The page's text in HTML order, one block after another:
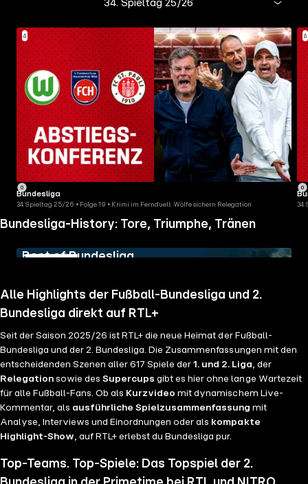
34. Spieltag 25/26
Bundesliga
34. Spieltag 25/26 • Folge 19 • Krimi im Fernduell: Wölfe sichern Relegation 34.
Bundesliga-History: Tore, Triumphe, Tränen
Best of Bundesliga
Alle Highlights der Fußball-Bundesliga und 2.
Bundesliga direkt auf RTL+
Seit der Saison 2025/26 ist RTL+ die neue Heimat der Fußball-
Bundesliga und der 2. Bundesliga. Die Zusammenfassungen mit den
entscheidenden Szenen aller 617 Spiele der1. und 2. Liga, der
Relegation sowie desSupercups gibt es hier ohne lange Wartezeit
für alle Fußball-Fans. Ob als Kurzvideo mit dynamischem Live-
Kommentar, als ausführliche Spielzusammenfassung mit
Analyse, Interviews und Einordnungen oder als kompakte
Highlight-Show, auf RTL+ erlebst du Bundesliga pur.
Top-Teams. Top-Spiele: Das Topspiel der 2.